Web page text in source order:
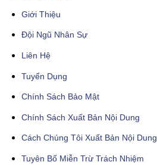
Giới Thiệu
Đội Ngũ Nhân Sự
Liên Hệ
Tuyển Dụng
Chính Sách Bảo Mật
Chính Sách Xuất Bản Nội Dung
Cách Chúng Tôi Xuất Bản Nội Dung
Tuyên Bố Miễn Trừ Trách Nhiệm